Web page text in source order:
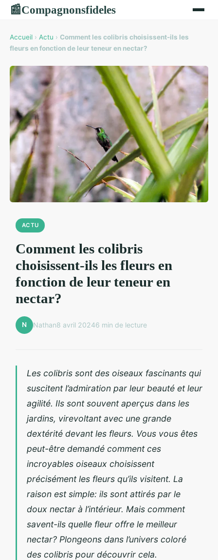
📰Compagnonsfideles
Accueil › Actu › Comment les colibris choisissent-ils les
fleurs en fonction de leur teneur en nectar?
ACTU
Comment les colibris
choisissent-ils les fleurs en
fonction de leur teneur en
nectar?
N Nathan8 avril 20246 min de lecture
Les colibris sont des oiseaux fascinants qui
suscitent l’admiration par leur beauté et leur
agilité. Ils sont souvent aperçus dans les
jardins, virevoltant avec une grande
dextérité devant les fleurs. Vous vous êtes
peut-être demandé comment ces
incroyables oiseaux choisissent
précisément les fleurs qu’ils visitent. La
raison est simple: ils sont attirés par le
doux nectar à l’intérieur. Mais comment
savent-ils quelle fleur offre le meilleur
nectar? Plongeons dans l’univers coloré
des colibris pour découvrir cela.